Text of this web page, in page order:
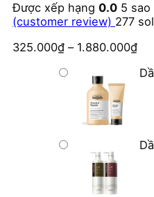
Được xếp hạng 0.0 5 sao
(customer review) 277
325.000₫ – 1.880.000₫